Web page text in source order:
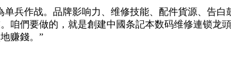
兵作战。品牌影响力、维修技能、配件貨源、告
們要做的，就是創建中國条記本数码维修連锁龙
赚錢。”